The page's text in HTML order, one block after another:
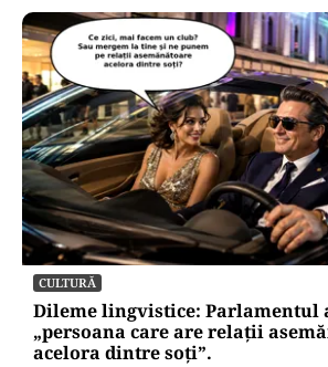
CULTURĂ
Dileme lingvistice: Parlamentul
„persoana care are relații
acelora dintre soți”.